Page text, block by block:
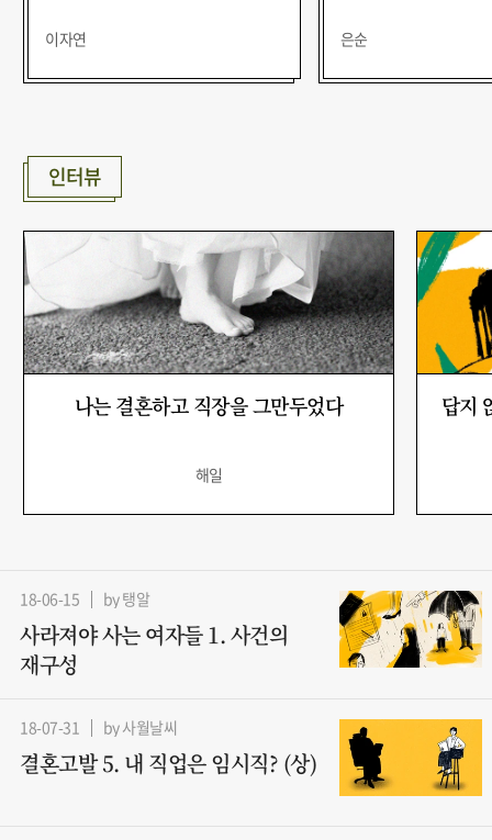
이자연 은순
인터뷰
나는 결혼하고 직장을 그만두었다
해일
답지
18-06-15 by 탱알
사라져야 사는 여자들 1. 사건의
재구성
18-07-31 by 사월날씨
결혼고발 5. 내 직업은 임시직? (상)